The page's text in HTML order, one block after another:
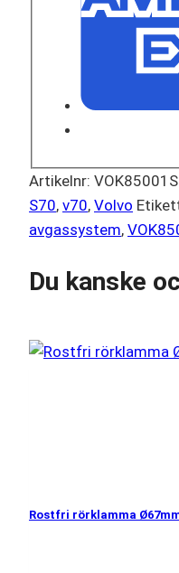
Artikelnr: VOK85001S
S70, v70, Volvo
avgassystem,
Du kanske
Rostfri rörklamma